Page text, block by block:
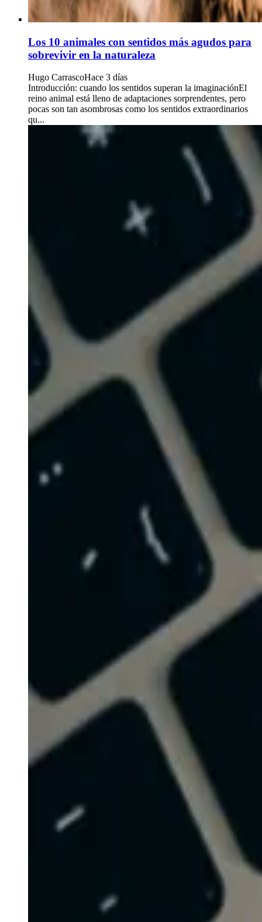
Los 10 animales con sentidos más agudos para
sobrevivir en la naturaleza
Hugo CarrascoHace 3 días
Introducción: cuando los sentidos superan la imaginaciónEl
reino animal está lleno de adaptaciones sorprendentes, pero
pocas son tan asombrosas como los sentidos extraordinarios
qu...